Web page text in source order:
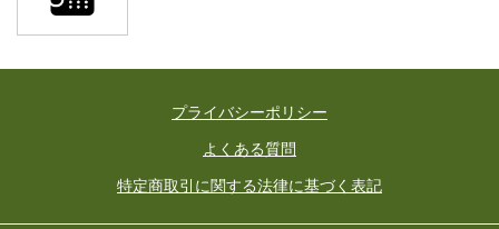
プライバシーポリシー
よくある質問
特定商取引に関する法律に基づく表記